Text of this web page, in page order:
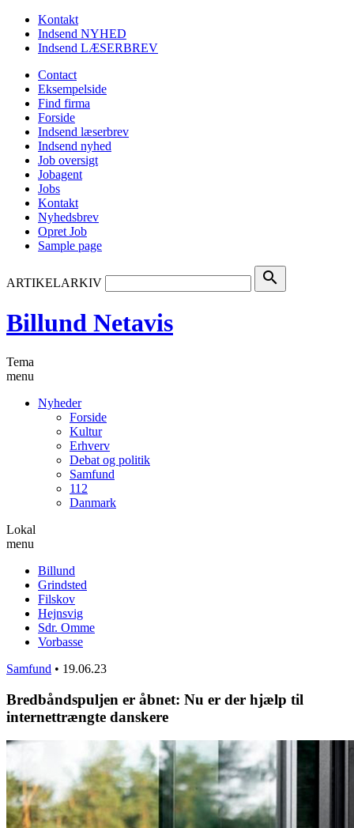
Kontakt
Indsend NYHED
Indsend LÆSERBREV
Contact
Eksempelside
Find firma
Forside
Indsend læserbrev
Indsend nyhed
Job oversigt
Jobagent
Jobs
Kontakt
Nyhedsbrev
Opret Job
Sample page
ARTIKELARKIV search
Billund Netavis
Tema
menu
Nyheder
Forside
Kultur
Erhverv
Debat og politik
Samfund
112
Danmark
Lokal
menu
Billund
Grindsted
Filskov
Hejnsvig
Sdr. Omme
Vorbasse
Samfund • 19.06.23
Bredbåndspuljen er åbnet: Nu er der hjælp til
internettrængte danskere